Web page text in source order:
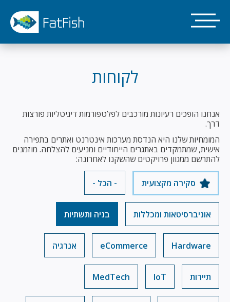
לתוכן
העיקרי
לקוחות
אנחנו הופכים רעיונות מורכבים לפלטפורמות דיגיטליות פורצות
דרך.
המומחיות שלנו היא הנדסת מערכות אינטרנט ואתרים בתפירה
אישית, שמתמקדים באתגרים הייחודיים ומניעים להצלחה. מוזמנים
להתרשם ממגוון פרויקטים שהשקנו לאחרונה:
סקירה מקצועית - הכל -
אוניברסיטאות ומכללות בניה ותשתיות
Hardware
eCommerce אנרגיה
תיירות IoT
MedTech